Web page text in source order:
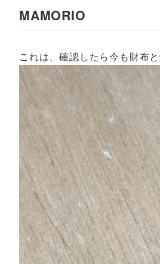
MAMORIO
これは、確認したら今も財布